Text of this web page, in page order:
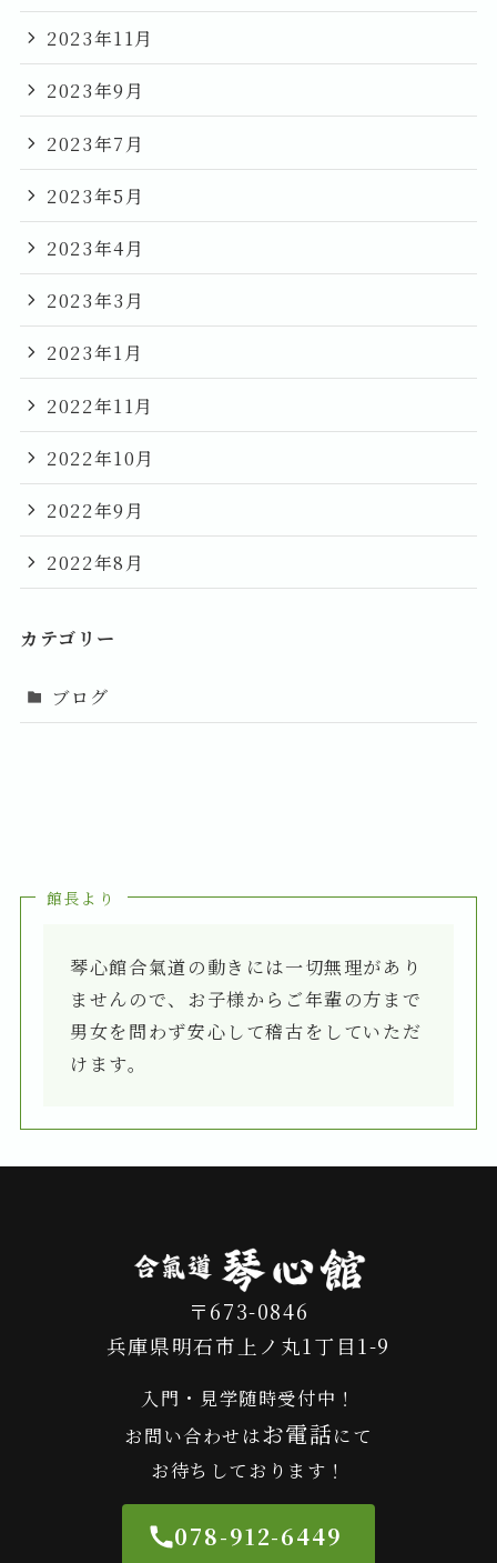
2023年11月
2023年9月
2023年7月
2023年5月
2023年4月
2023年3月
2023年1月
2022年11月
2022年10月
2022年9月
2022年8月
カテゴリー
ブログ
館長より
琴心館合氣道の動きには一切無理があり
ませんので、 お子様からご年輩の方まで
男女を問わず安心して稽古をしていただ
けます。
〒673-0846
兵庫県明石市上ノ丸1丁目1-9
入門・見学随時受付中！
お問い合わせはお電話にて
お待ちしております！
078-912-6449